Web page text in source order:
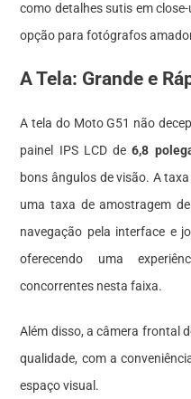
como detalhes sutis em
opção para fotógrafos
A Tela: Grande e
A tela do Moto G51 não
painel IPS LCD de6,8
bons ângulos de visão. A
uma taxa de amostragem
navegação pela interface e
oferecendo uma
concorrentes nesta faixa.
Além disso, a câmera frontal
qualidade, com a
espaço visual.